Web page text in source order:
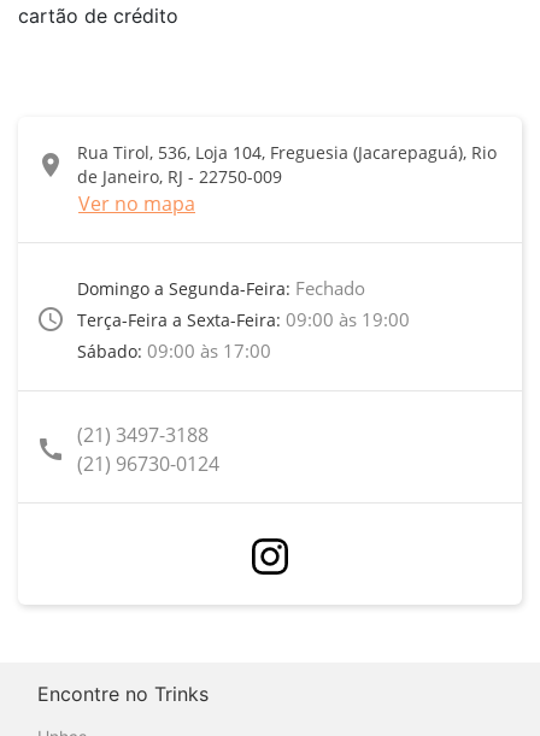
cartão de crédito
location_on
Rua Tirol, 536, Loja 104, Freguesia (Jacarepaguá), Rio
de Janeiro, RJ - 22750-009
Ver no mapa
access_time
Domingo a Segunda-Feira: Fechado
Terça-Feira a Sexta-Feira: 09:00 às 19:00
Sábado: 09:00 às 17:00
call (21) 3497-3188
(21) 96730-0124
Encontre no Trinks